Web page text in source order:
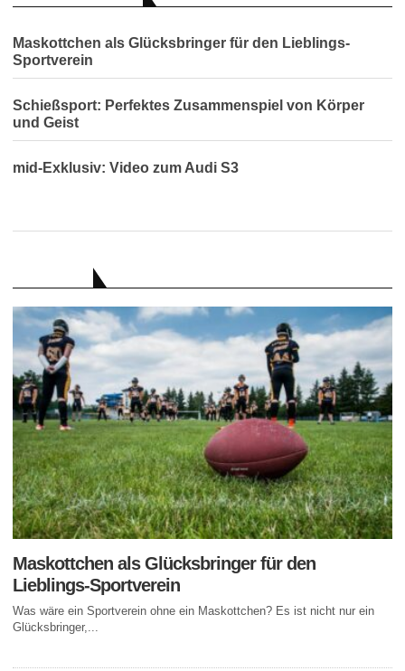
Maskottchen als Glücksbringer für den Lieblings-
Sportverein
Schießsport: Perfektes Zusammenspiel von Körper
und Geist
mid-Exklusiv: Video zum Audi S3
Maskottchen als Glücksbringer für den
Lieblings-Sportverein
Was wäre ein Sportverein ohne ein Maskottchen? Es ist nicht nur ein
Glücksbringer,...